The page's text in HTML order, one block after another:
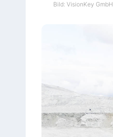
Bild: VisionKey GmbH